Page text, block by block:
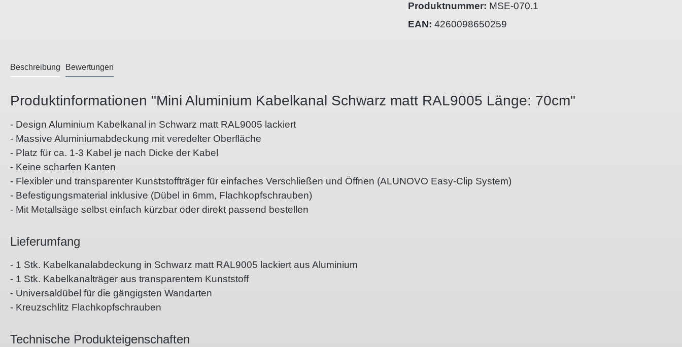
Produktnummer: MSE-070.1
EAN: 4260098650259
Beschreibung Bewertungen
Produktinformationen "Mini Aluminium Kabelkanal Schwarz matt RAL9005 Länge: 70cm"
- Design Aluminium Kabelkanal in Schwarz matt RAL9005 lackiert
- Massive Aluminiumabdeckung mit veredelter Oberfläche
- Platz für ca. 1-3 Kabel je nach Dicke der Kabel
- Keine scharfen Kanten
- Flexibler und transparenter Kunststoffträger für einfaches Verschließen und Öffnen (ALUNOVO Easy-Clip System)
- Befestigungsmaterial inklusive (Dübel in 6mm, Flachkopfschrauben)
- Mit Metallsäge selbst einfach kürzbar oder direkt passend bestellen
Lieferumfang
- 1 Stk. Kabelkanalabdeckung in Schwarz matt RAL9005 lackiert aus Aluminium
- 1 Stk. Kabelkanalträger aus transparentem Kunststoff
- Universaldübel für die gängigsten Wandarten
- Kreuzschlitz Flachkopfschrauben
Technische Produkteigenschaften